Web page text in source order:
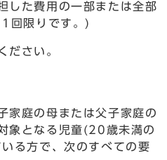
した費用の一部または全部
回限りです。)
ださい。
家庭の母または父子家庭の
象となる児童(20歳未満の
る方で、次のすべての要